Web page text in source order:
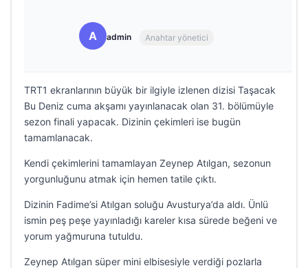
A admin Anahtar yönetici
TRT1 ekranlarının büyük bir ilgiyle izlenen dizisi Taşacak
Bu Deniz cuma akşamı yayınlanacak olan 31. bölümüyle
sezon finali yapacak. Dizinin çekimleri ise bugün
tamamlanacak.
Kendi çekimlerini tamamlayan Zeynep Atılgan, sezonun
yorgunluğunu atmak için hemen tatile çıktı.
Dizinin Fadime’si Atılgan soluğu Avusturya’da aldı. Ünlü
ismin peş peşe yayınladığı kareler kısa sürede beğeni ve
yorum yağmuruna tutuldu.
Zeynep Atılgan süper mini elbisesiyle verdiği pozlarla